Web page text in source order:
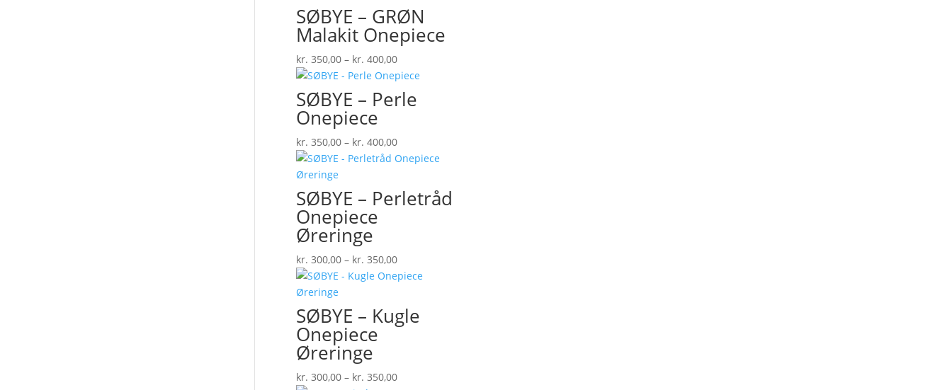
kr. 400,00
SØBYE – GRØN
Malakit Onepiece
kr. 350,00 – kr. 400,00Prisinterval:
kr. 350,00
til
kr. 400,00
SØBYE – Perle
Onepiece
kr. 350,00 – kr. 400,00Prisinterval:
kr. 350,00
kr. 400,00
SØBYE – Perletråd
Onepiece
Øreringe
kr. 300,00 – kr. 350,00Prisinterval:
kr. 300,00
kr. 350,00
SØBYE – Kugle
Onepiece
Øreringe
kr. 300,00 – kr. 350,00Prisinterval: